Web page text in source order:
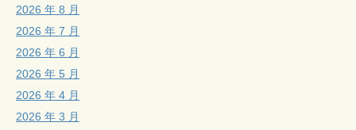
2026 年 8 月
2026 年 7 月
2026 年 6 月
2026 年 5 月
2026 年 4 月
2026 年 3 月